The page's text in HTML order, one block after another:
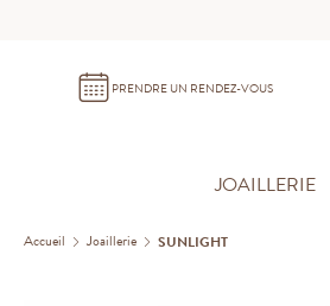
PRENDRE UN RENDEZ-VOUS
JOAILLERIE
Accueil Joaillerie SUNLIGHT